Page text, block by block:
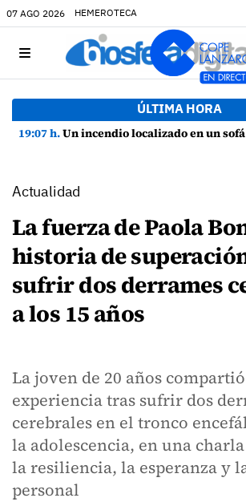
07 AGO 2026 HEMEROTECA
ÚLTIMA HORA
19:07 h.Un incendio localizado en un sofá obliga a intervenir en
Actualidad
La fuerza de Paola
historia de
sufrir dos derrames
a los 15 años
La joven de 20 años
experiencia tras sufrir dos
cerebrales en el tronco
la adolescencia, en una
la resiliencia, la esperanza y
personal